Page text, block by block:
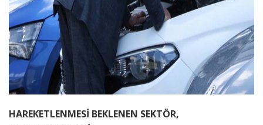
HAREKETLENMESİ BEKLENEN SEKTÖR,